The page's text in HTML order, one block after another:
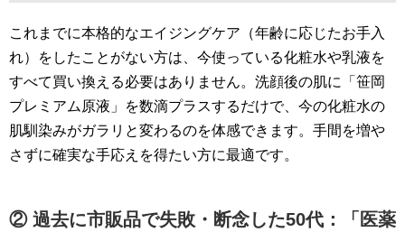
これまでに本格的なエイジングケア（年齢に応じたお手入
れ）をしたことがない方は、今使っている化粧水や乳液を
すべて買い換える必要はありません。洗顔後の肌に「笹岡
プレミアム原液」を数滴プラスするだけで、今の化粧水の
肌馴染みがガラリと変わるのを体感できます。手間を増や
さずに確実な手応えを得たい方に最適です。
② 過去に市販品で失敗・断念した50代：「医薬